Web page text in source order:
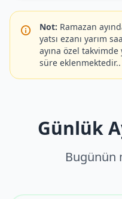
Not: Ramazan
yatsı ezanı yarım
ayına özel takvimde
süre eklenmektedir..
Günlük
Bugünün